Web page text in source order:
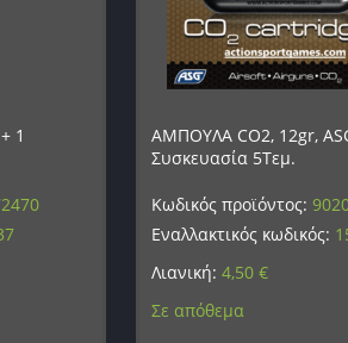
1
ΑΜΠΟΥΛΑ CO2, 12gr,
Συσκευασία 5Τεμ.
Κωδικός προϊόντος:
Εναλλακτικός κωδικός:
Λιανική: 4,50 €
Σε απόθεμα